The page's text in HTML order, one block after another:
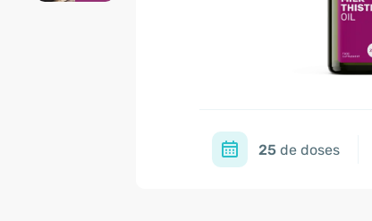
25 de doses